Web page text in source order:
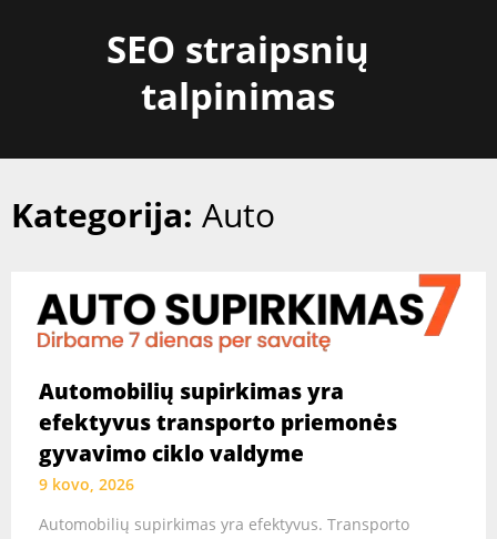
SEO straipsnių
talpinimas
Kategorija: Auto
Automobilių supirkimas yra
efektyvus transporto priemonės
gyvavimo ciklo valdyme
9 kovo, 2026
Automobilių supirkimas yra efektyvus. Transporto